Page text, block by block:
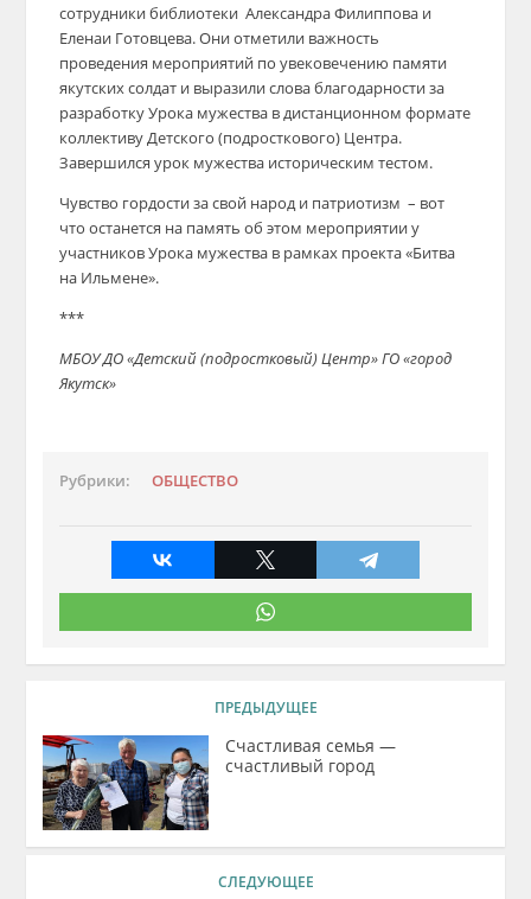
сотрудники библиотеки Александра Филиппова и
Еленаи Готовцева. Они отметили важность
проведения мероприятий по увековечению памяти
якутских солдат и выразили слова благодарности за
разработку Урока мужества в дистанционном формате
коллективу Детского (подросткового) Центра.
Завершился урок мужества историческим тестом.
Чувство гордости за свой народ и патриотизм – вот
что останется на память об этом мероприятии у
участников Урока мужества в рамках проекта «Битва
на Ильмене».
***
МБОУ ДО «Детский (подростковый) Центр» ГО «город
Якутск»
Рубрики: ОБЩЕСТВО
ПРЕДЫДУЩЕЕ
Счастливая семья —
счастливый город
СЛЕДУЮЩЕЕ